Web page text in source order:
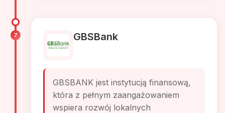
7 GBSBank
GBSBANK jest instytucją finansową,
która z pełnym zaangażowaniem
wspiera rozwój lokalnych